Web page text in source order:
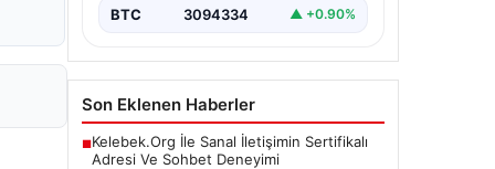
BTC 3094334 ▲ +0.90%
Son Eklenen Haberler
■Kelebek.Org İle Sanal İletişimin Sertifikalı
Adresi Ve Sohbet Deneyimi